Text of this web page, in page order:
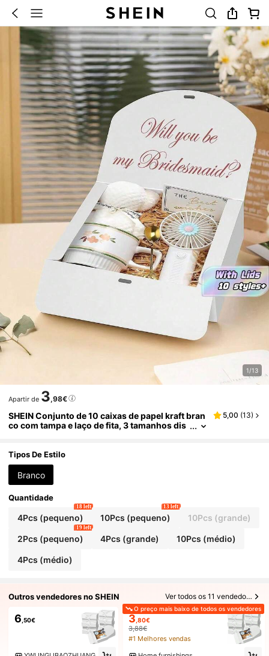
1/13
Apartir de 3,98€
SHEIN Conjunto de 10 caixas de papel kraft bran
co com tampa e laço de fita, 3 tamanhos dis
os e Dia das Mães. Ideal para embalagens de pre
sentes.
5,00 (13)
Tipos De Estilo
Branco
Quantidade
4Pcs (pequeno)
18 left
10Pcs (pequeno)
13 left
10Pcs (grande)
2Pcs (pequeno)
19 left
4Pcs (grande) 10Pcs (médio)
4Pcs (médio)
Outros vendedores no SHEIN Ver todos os 11 vendedores
6 ,50€
O preço mais baixo de todos os vendedores
3 ,80€
3,88€
#1 Melhores vendas